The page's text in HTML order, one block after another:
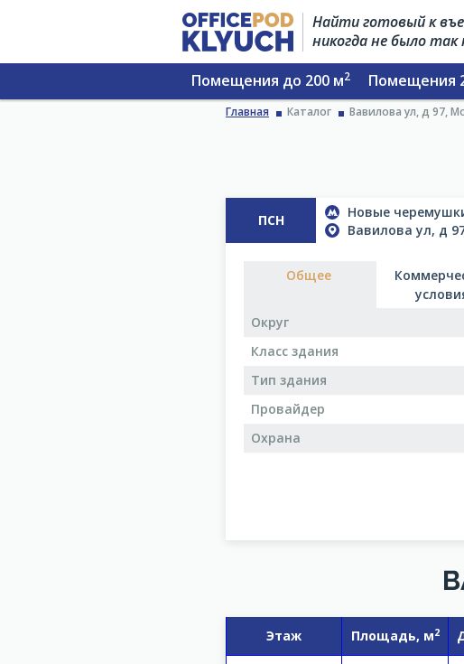
Найти готовый к
никогда не было так
Помещения до 200 м2 Помещения
Главная Каталог Вавилова ул, д 97,
ПСН
Новые
Вавилова ул, д
Общее
Округ
Класс здания
Тип здания
Провайдер
Охрана
Этаж Площадь, м2